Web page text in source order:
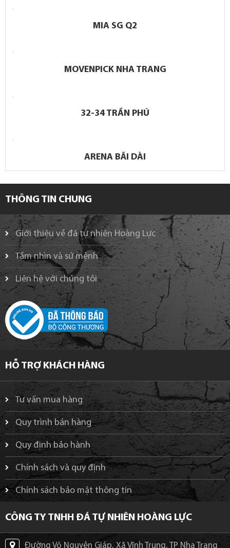
MIA SG Q2
MOVENPICK NHA TRANG
32-34 TRẦN PHÚ
ARENA BÃI DÀI
THÔNG TIN CHUNG
Giới thiệu về đá tự nhiên Hoàng Lực
Tầm nhìn và sứ mệnh
Liên hệ với chúng tôi
HỖ TRỢ KHÁCH HÀNG
Tư vấn mua hàng
Quy trình bán hàng
Quy định bảo hành
Chính sách và quy định
Chính sách bảo mật thông tin
CÔNG TY TNHH ĐÁ TỰ NHIÊN HOÀNG LỰC
Đường Võ Nguyên Giáp, Xã Vĩnh Trung, TP Nha Trang